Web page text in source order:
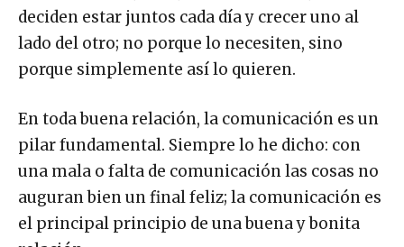
deciden estar juntos cada día y crecer uno al
lado del otro; no porque lo necesiten, sino
porque simplemente así lo quieren.
En toda buena relación, la comunicación es un
pilar fundamental. Siempre lo he dicho: con
una mala o falta de comunicación las cosas no
auguran bien un final feliz; la comunicación es
el principal principio de una buena y bonita